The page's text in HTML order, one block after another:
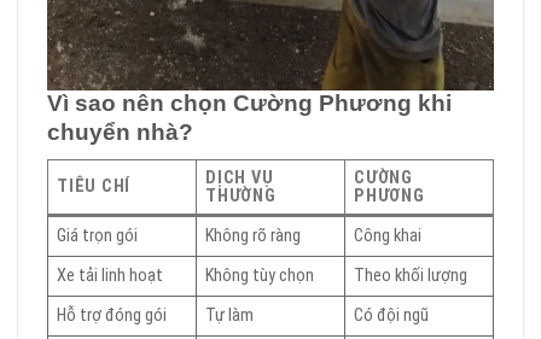
Vì sao nên chọn Cường Phương khi
chuyển nhà?
TIÊU CHÍ
DỊCH VỤ
THƯỜNG
CƯỜNG
PHƯƠNG
Giá trọn gói
Không rõ ràng
Công khai
Xe tải linh hoạt
Không tùy chọn
Theo khối lượng
Hỗ trợ đóng gói
Tự làm
Có đội ngũ